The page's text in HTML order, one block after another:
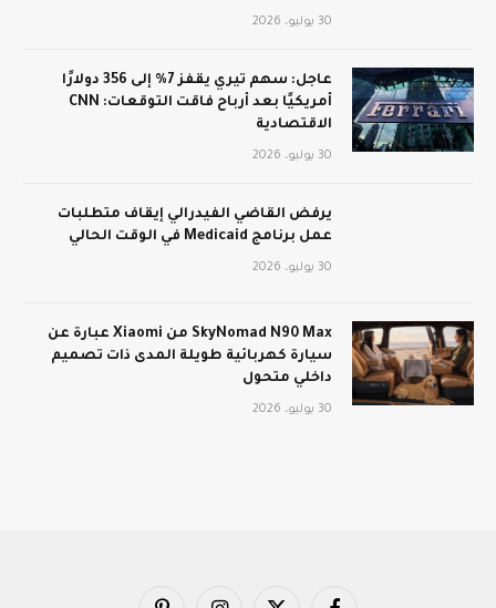
30 يوليو، 2026
عاجل: سهم تيري يقفز 7% إلى 356 دولارًا
أمريكيًا بعد أرباح فاقت التوقعات: CNN
الاقتصادية
30 يوليو، 2026
يرفض القاضي الفيدرالي إيقاف متطلبات
عمل برنامج Medicaid في الوقت الحالي
30 يوليو، 2026
SkyNomad N90 Max من Xiaomi عبارة عن
سيارة كهربائية طويلة المدى ذات تصميم
داخلي متحول
30 يوليو، 2026